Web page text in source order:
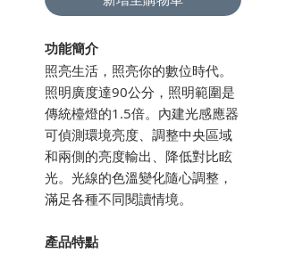
功能簡介
照亮生活，照亮你的數位時代。
照明廣度達90公分，照明範圍是
傳統檯燈的1.5倍。內建光感應器
可偵測環境亮度、調整中央區域
和兩側的亮度輸出、降低對比眩
光。光線的色溫變化隨心調整，
滿足各種不同閱讀情境。
產品特點